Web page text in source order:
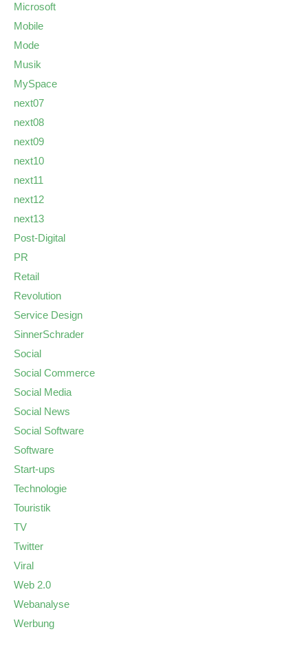
Microsoft
Mobile
Mode
Musik
MySpace
next07
next08
next09
next10
next11
next12
next13
Post-Digital
PR
Retail
Revolution
Service Design
SinnerSchrader
Social
Social Commerce
Social Media
Social News
Social Software
Software
Start-ups
Technologie
Touristik
TV
Twitter
Viral
Web 2.0
Webanalyse
Werbung